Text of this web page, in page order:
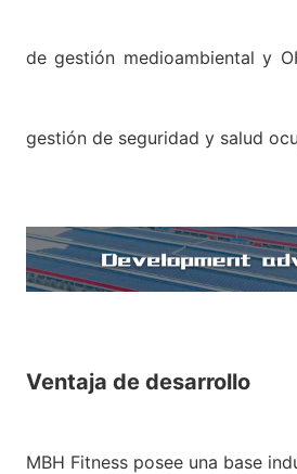
de gestión medioambiental y
gestión de seguridad y salud
Ventaja de desarrollo
MBH Fitness posee una base